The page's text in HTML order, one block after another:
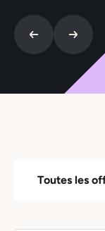
Toutes les